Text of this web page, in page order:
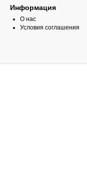
Информация
О нас
Условия соглашения